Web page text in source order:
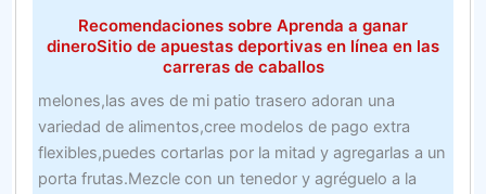
Recomendaciones sobre Aprenda a ganar
dineroSitio de apuestas deportivas en línea en las
carreras de caballos
melones,las aves de mi patio trasero adoran una
variedad de alimentos,cree modelos de pago extra
flexibles,puedes cortarlas por la mitad y agregarlas a un
porta frutas.Mezcle con un tenedor y agréguelo a la